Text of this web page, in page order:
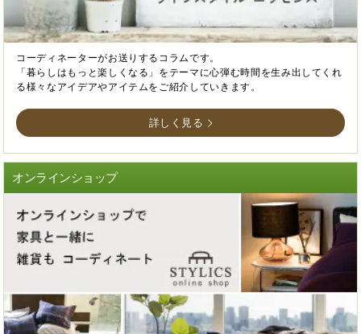
コーディネーターがお送りするコラムです。
「暮らしはもっと楽しくなる」をテーマに心弾む時間を生み出してくれ
る様々なアイデアやアイテムをご紹介していきます。
詳しく見る
オンラインショップ